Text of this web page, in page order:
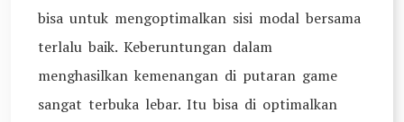
bisa untuk mengoptimalkan sisi modal bersama
terlalu baik. Keberuntungan dalam
menghasilkan kemenangan di putaran game
sangat terbuka lebar. Itu bisa di optimalkan